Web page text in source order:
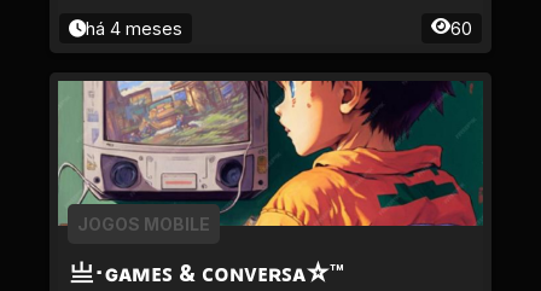
há 4 meses 60
亗･ɢᴀᴍᴇꜱ & ᴄᴏɴᴠᴇʀꜱᴀ☆™
JOGOS MOBILE